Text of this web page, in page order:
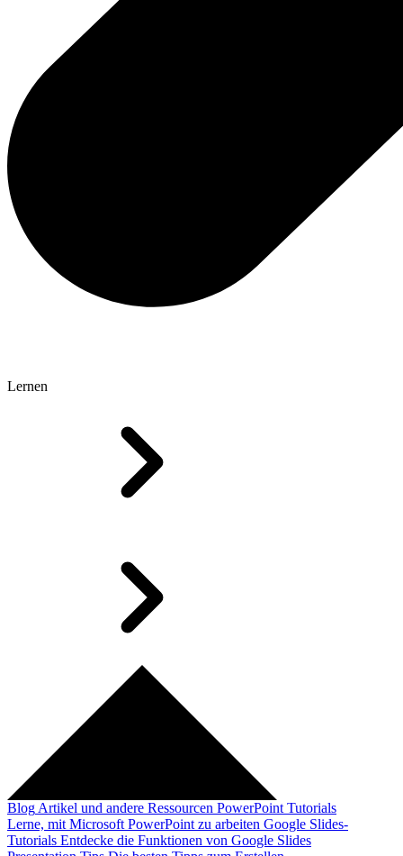
Lernen
Blog Artikel und andere Ressourcen PowerPoint Tutorials
Lerne, mit Microsoft PowerPoint zu arbeiten Google Slides-
Tutorials Entdecke die Funktionen von Google Slides